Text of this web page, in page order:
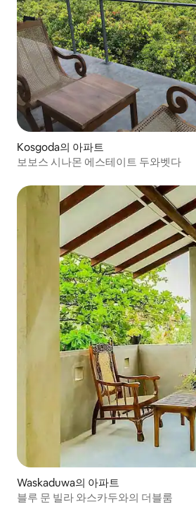
Kosgoda의 아파트
보보스 시나몬 에스테이트 두와벳다
Waskaduwa의 아파트
블루 문 빌라 와스카두와의 더블룸